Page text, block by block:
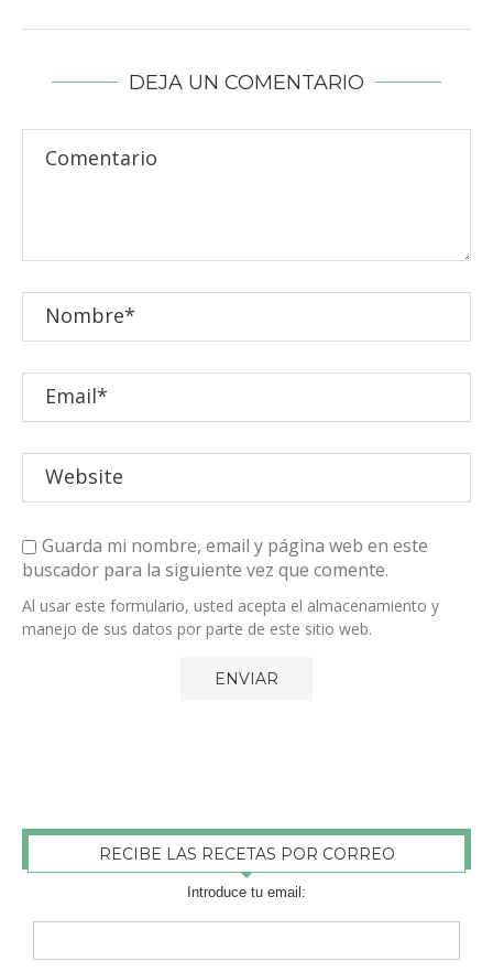
DEJA UN COMENTARIO
Guarda mi nombre, email y página web en este
buscador para la siguiente vez que comente.
Al usar este formulario, usted acepta el almacenamiento y
manejo de sus datos por parte de este sitio web.
RECIBE LAS RECETAS POR CORREO
Introduce tu email: